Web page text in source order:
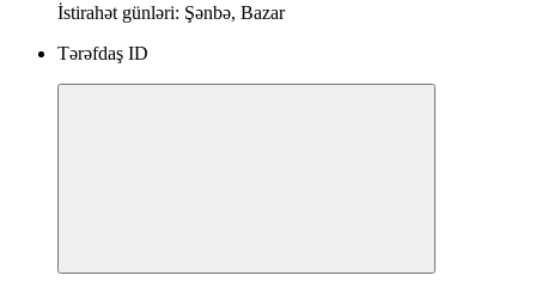
İstirahət günləri: Şənbə, Bazar
Tərəfdaş ID